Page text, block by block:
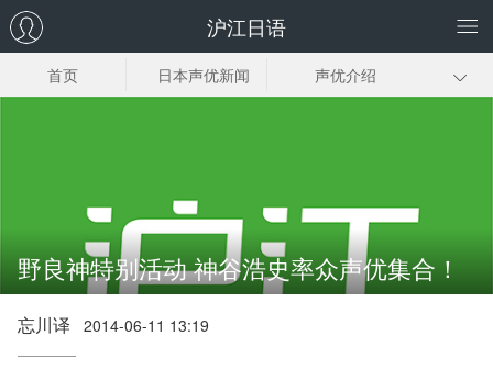
沪江日语
首页 日本声优新闻 声优介绍
野良神特别活动 神谷浩史率众声优集合！
忘川译 2014-06-11 13:19